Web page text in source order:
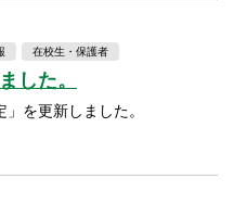
在校生・保護者
した。
を更新しました。